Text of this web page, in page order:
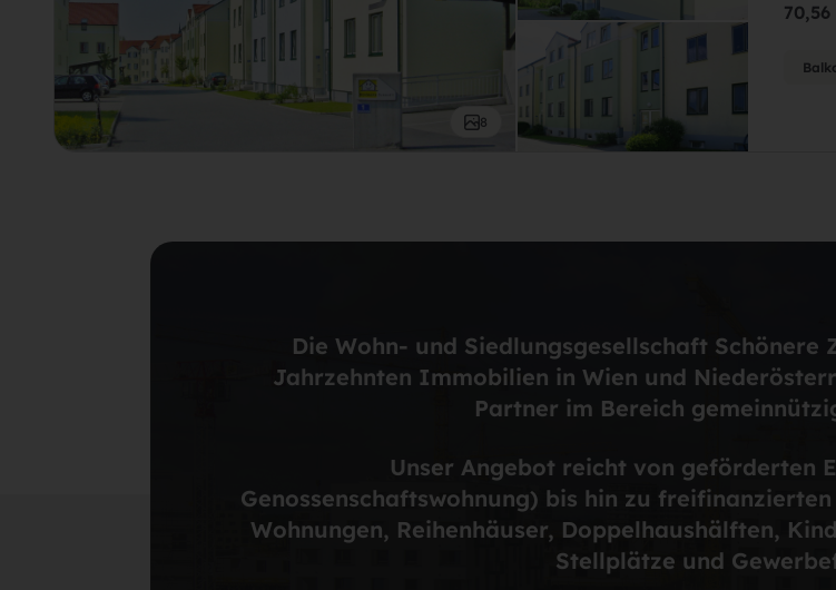
8
70,56
Die Wohn- und Siedlungsgesellschaft
Jahrzehnten Immobilien in Wien und
Partner im Bereich
Unser Angebot reicht von geförderten
Genossenschaftswohnung) bis hin zu
Wohnungen, Reihenhäuser, Doppelhaushälften,
Stellplätze und